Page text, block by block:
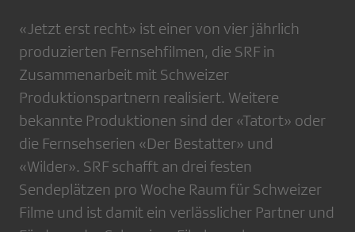
«Jetzt erst recht» ist einer von vier jährlich
produzierten Fernsehfilmen, die SRF in
Zusammenarbeit mit Schweizer
Produktionspartnern realisiert. Weitere
bekannte Produktionen sind der «Tatort» oder
die Fernsehserien «Der Bestatter» und
«Wilder». SRF schafft an drei festen
Sendeplätzen pro Woche Raum für Schweizer
Filme und ist damit ein verlässlicher Partner und